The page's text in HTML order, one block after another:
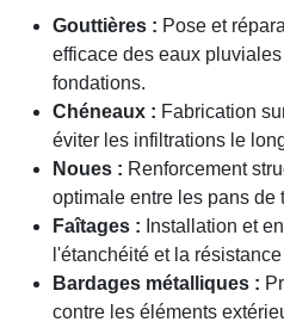
Gouttières : Pose et
efficace des eaux
fondations.
Chéneaux : Fabrication
éviter les infiltrations le
Noues : Renforcement
optimale entre les pans de
Faîtages : Installation et
l'étanchéité et la
Bardages métalliques :
contre les éléments